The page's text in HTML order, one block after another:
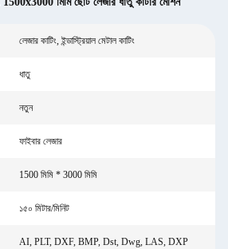
লেজার কাটিং, ইন্ডাস্ট্রিয়াল মেটাল কাটিং
ধাতু
নতুন
ফাইবার লেজার
1500 মিমি * 3000 মিমি
১৫০ মিটার/মিনিট
AI, PLT, DXF, BMP, Dst, Dwg, LAS, DXP